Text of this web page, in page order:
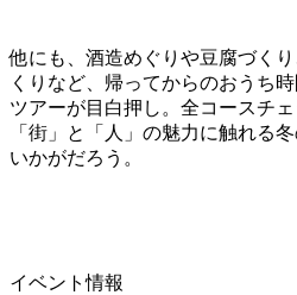
他にも、酒造めぐりや豆腐づく
くりなど、帰ってからのおうち
ツアーが目白押し。全コースチ
「街」と「人」の魅力に触れる
いかがだろう。
イベント情報